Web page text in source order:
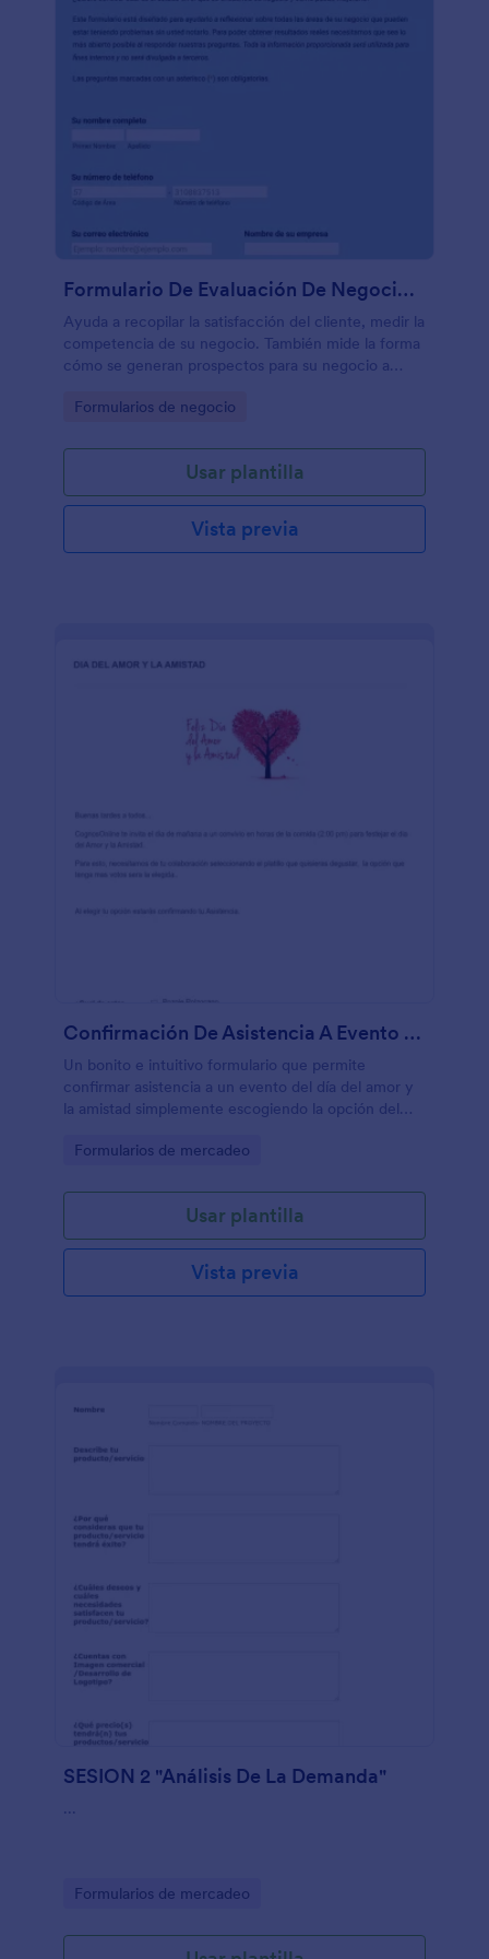
Formulario De Evaluación De Negocios E Identificación De Problemas
Ayuda a recopilar la satisfacción del cliente, medir la
competencia de su negocio. También mide la forma
cómo se generan prospectos para su negocio a
Go to Category:
Formularios de negocio
Usar plantilla
Vista previa
Confirmación De Asistencia A Evento Del Día Del Amor Y La Amistad
Un bonito e intuitivo formulario que permite
confirmar asistencia a un evento del día del amor y
la amistad simplemente escogiendo la opción del
Go to Category:
Formularios de mercadeo
Usar plantilla
Vista previa
SESION 2 "Análisis De La Demanda"
...
Go to Category:
Formularios de mercadeo